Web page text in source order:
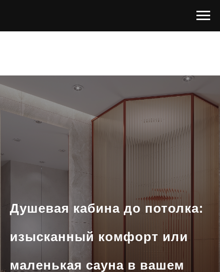
Душевая кабина до потолка:
изысканный комфорт или
маленькая сауна в вашем